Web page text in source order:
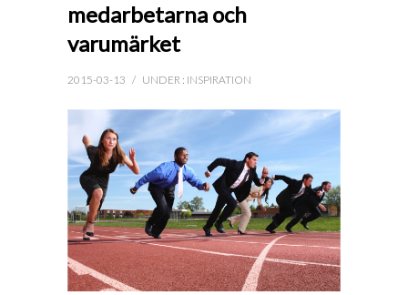
medarbetarna och
varumärket
2015-03-13 / UNDER : INSPIRATION